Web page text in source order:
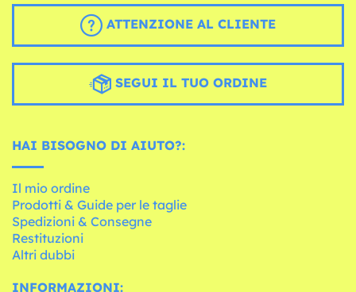
ATTENZIONE AL CLIENTE
SEGUI IL TUO ORDINE
HAI BISOGNO DI AIUTO?:
Il mio ordine
Prodotti & Guide per le taglie
Spedizioni & Consegne
Restituzioni
Altri dubbi
INFORMAZIONI: